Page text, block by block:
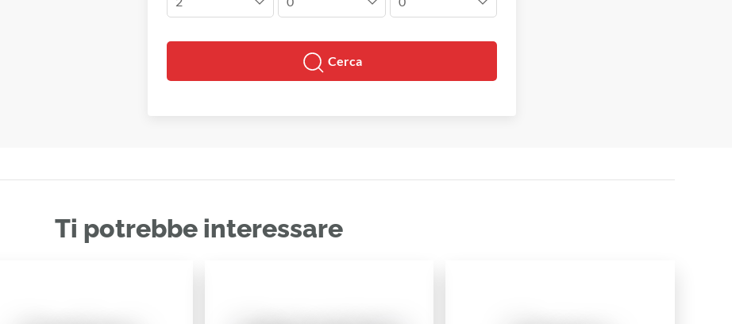
Cerca
Ti potrebbe interessare